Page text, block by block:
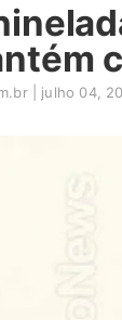
julho 04,